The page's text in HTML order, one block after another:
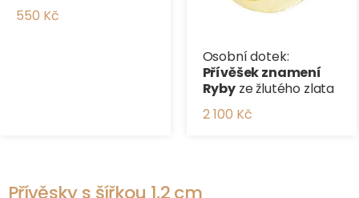
550 Kč
Osobní dotek:
Přívěšek znamení
Rybyze žlutého zlata
2 100 Kč
Přívěsky s šířkou 1,2 cm